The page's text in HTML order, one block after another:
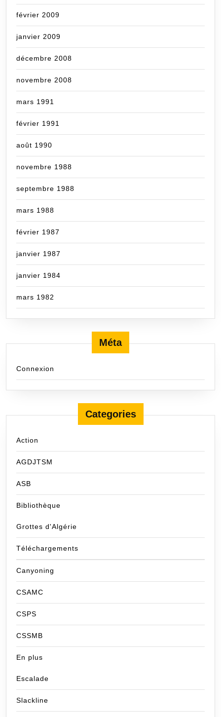
février 2009
janvier 2009
décembre 2008
novembre 2008
mars 1991
février 1991
août 1990
novembre 1988
septembre 1988
mars 1988
février 1987
janvier 1987
janvier 1984
mars 1982
Méta
Connexion
Categories
Action
AGDJTSM
ASB
Bibliothèque
Grottes d'Algérie
Téléchargements
Canyoning
CSAMC
CSPS
CSSMB
En plus
Escalade
Slackline